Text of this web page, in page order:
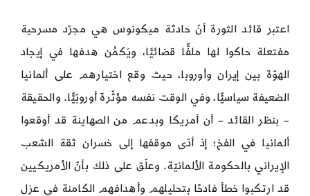
اعتبر قائد الثورة أنّ حادثة ميكونوس هي مجرّد مسرحية
مفتعلة حاكوا لها ملفًّا قضائيَّا، ويَكمُن هدفها في إيجاد
الهوّة بين إيران وأوروبا، حيث وقع اختيارهم على ألمانيا
الضعيفة سياسيًّا، وفي الوقت نفسه مؤثّرة أوروبّيًّا. والحقيقة
– بنظر القائد – أن أمريكا وبدعم من الصهاينة قد أوقعوا
ألمانيا في الفخ؛ إذ أدّى موقفها إلى خسران ثقة الشعب
الإيراني بالحكومة الألمانيّة. وعلّق على ذلك بأنّ الأمريكيين
قد ارتكبوا خطأ فادحًا بتحليلهم وأهدافهم الكامنة في عزل